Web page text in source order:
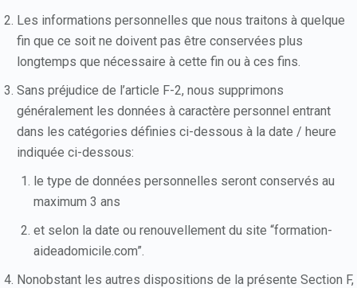
Les informations personnelles que nous traitons à quelque
fin que ce soit ne doivent pas être conservées plus
longtemps que nécessaire à cette fin ou à ces fins.
Sans préjudice de l’article F-2, nous supprimons
généralement les données à caractère personnel entrant
dans les catégories définies ci-dessous à la date / heure
indiquée ci-dessous:
le type de données personnelles seront conservés au
maximum 3 ans
et selon la date ou renouvellement du site “formation-
aideadomicile.com”.
Nonobstant les autres dispositions de la présente Section F,